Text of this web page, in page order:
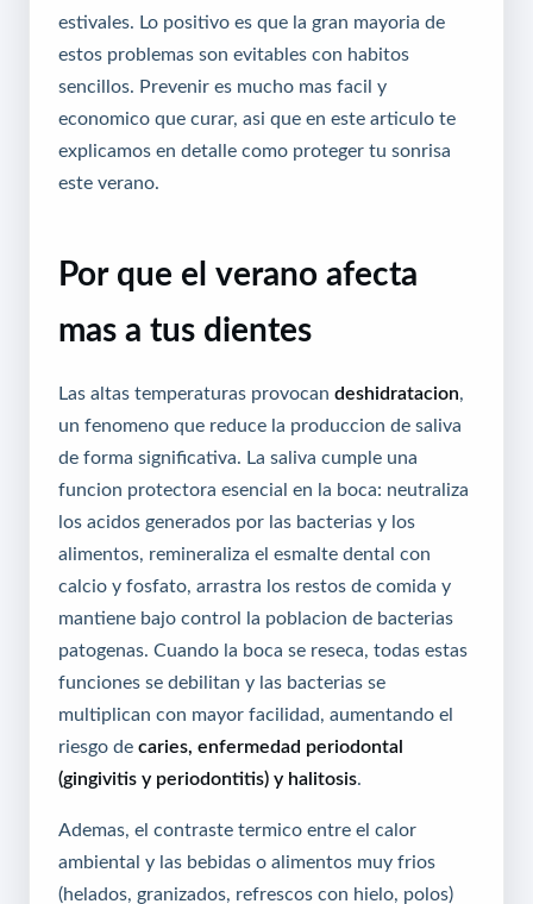
estivales. Lo positivo es que la gran mayoria de
estos problemas son evitables con habitos
sencillos. Prevenir es mucho mas facil y
economico que curar, asi que en este articulo te
explicamos en detalle como proteger tu sonrisa
este verano.
Por que el verano afecta
mas a tus dientes
Las altas temperaturas provocan deshidratacion
un fenomeno que reduce la produccion de saliva
de forma significativa. La saliva cumple una
funcion protectora esencial en la boca: neutraliza
los acidos generados por las bacterias y los
alimentos, remineraliza el esmalte dental con
calcio y fosfato, arrastra los restos de comida y
mantiene bajo control la poblacion de bacterias
patogenas. Cuando la boca se reseca, todas estas
funciones se debilitan y las bacterias se
multiplican con mayor facilidad, aumentando el
riesgo de caries, enfermedad periodontal
(gingivitis y periodontitis) y halitosis
Ademas, el contraste termico entre el calor
ambiental y las bebidas o alimentos muy frios
(helados, granizados, refrescos con hielo, polos)